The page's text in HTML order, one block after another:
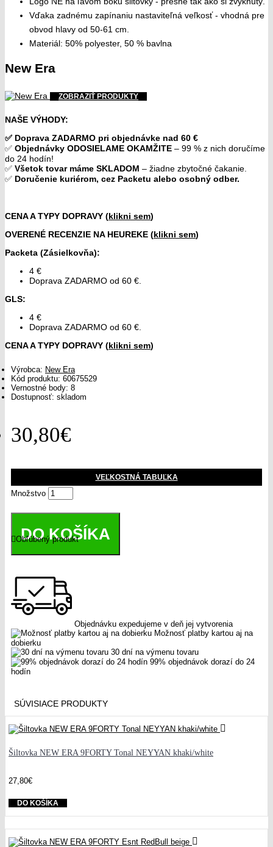
Vďaka zadnému zapínaniu nastaviteľná veľkosť - vhodná pre
obvod hlavy od 50-61 cm.
Materiál: 50% polyester, 50 % bavlna
New Era
ZOBRAZIŤ PRODUKTY
NAŠE VÝHODY:
✅ Doprava ZADARMO pri objednávke nad 60 €
✅ Objednávky ODOSIELAME OKAMŽITE – 99 % z nich doručíme
do 24 hodín!
✅ Všetok tovar máme SKLADOM – žiadne zbytočné čakanie.
✅ Doručenie kuriérom, cez Packetu alebo osobný odber.
CENA A TYPY DOPRAVY (klikni sem)
OVERENÉ RECENZIE NA HEUREKE (klikni sem)
Packeta (Zásielkovňa):
4 €
Doprava ZADARMO od 60 €.
GLS:
4 €
Doprava ZADARMO od 60 €.
CENA A TYPY DOPRAVY (klikni sem)
Výrobca: New Era
Kód produktu: 60675529
Vernostné body: 8
Dostupnosť: skladom
30,80€
VEĽKOSTNÁ TABUĽKA
Množstvo
DO KOŠÍKA
Obľúbený produkt
Objednávku expedujeme v deň jej vytvorenia
Možnosť platby kartou aj na
dobierku
30 dní na výmenu tovaru
99% objednávok dorazí do 24
hodín
SÚVISIACE PRODUKTY
Šiltovka NEW ERA 9FORTY Tonal NEYYAN khaki/white
27,80€
DO KOŠÍKA